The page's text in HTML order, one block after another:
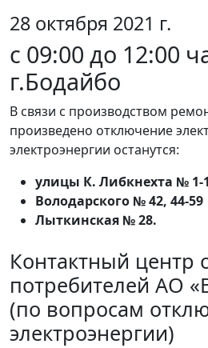
28 октября 2021 г.
c 09:00 до 12:00
г.Бодайбо
В связи с производством
произведено отключение
электроэнергии останутся:
улицы К. Либкнехта № 1-
Володарского № 42, 44-59
Лыткинская № 28.
Контактный центр
потребителей АО
(по вопросам
электроэнергии)